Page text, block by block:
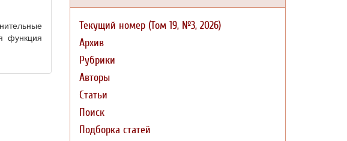
функция
Текущий номер (Том 19, №3, 2026)
Архив
Рубрики
Авторы
Статьи
Поиск
Подборка статей